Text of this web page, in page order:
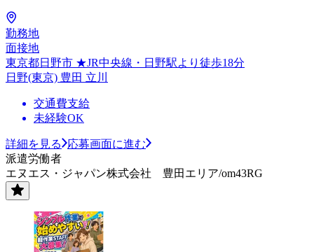
勤務地
面接地
東京都日野市 ★JR中央線・日野駅より徒歩18分
日野(東京) 豊田 立川
交通費支給
未経験OK
詳細を見る
応募画面に進む
派遣労働者
エヌエス・ジャパン株式会社 豊田エリア/om43RG